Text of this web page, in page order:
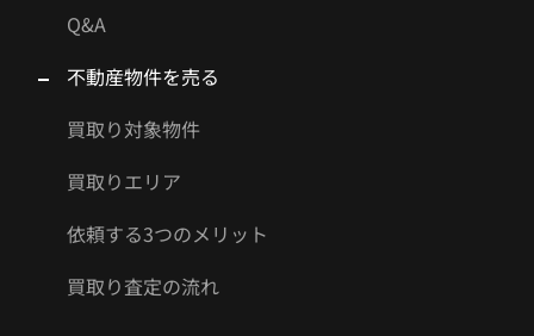
Q&A
不動産物件を売る
買取り対象物件
買取りエリア
依頼する3つのメリット
買取り査定の流れ